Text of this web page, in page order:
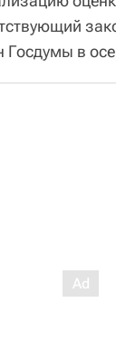
Госдумы в